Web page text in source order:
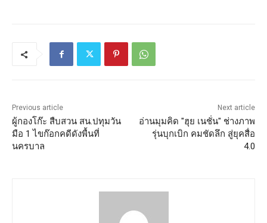
Previous article
ผู้กองโก๊ะ สืบสวน สน.ปทุมวัน
มือ 1 ไขก๊อกคดีดังพื้นที่
นครบาล
Next article
อ่านมุมคิด "ฮุย เนชั่น" ช่างภาพ
รุ่นบุกเบิก คมชัดลึก สู่ยุคสื่อ
4.0